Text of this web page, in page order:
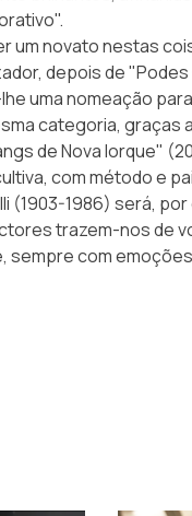
um novato nestas
depois de
uma nomeação
categoria, graças
de Nova Iorque"
com método e
(1903-1986) será,
trazem-nos de
sempre com